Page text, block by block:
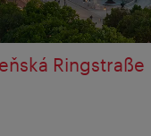
Ringstraße